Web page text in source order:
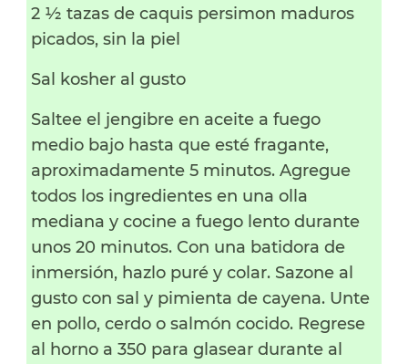
2 ½ tazas de caquis persimon maduros
picados, sin la piel
Sal kosher al gusto
Saltee el jengibre en aceite a fuego
medio bajo hasta que esté fragante,
aproximadamente 5 minutos. Agregue
todos los ingredientes en una olla
mediana y cocine a fuego lento durante
unos 20 minutos. Con una batidora de
inmersión, hazlo puré y colar. Sazone al
gusto con sal y pimienta de cayena. Unte
en pollo, cerdo o salmón cocido. Regrese
al horno a 350 para glasear durante al